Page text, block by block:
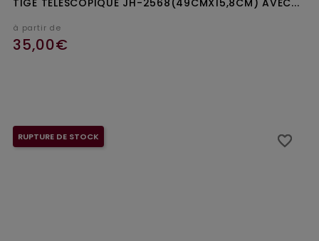
à partir de
35,00€
RUPTURE DE STOCK favorite_border
favorite_border